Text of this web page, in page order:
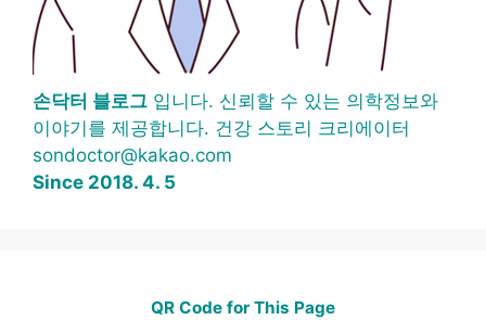
손닥터 블로그 입니다. 신뢰할 수 있는 의학정보와
이야기를 제공합니다. 건강 스토리 크리에이터
sondoctor@kakao.com
Since 2018. 4. 5
QR Code for This Page